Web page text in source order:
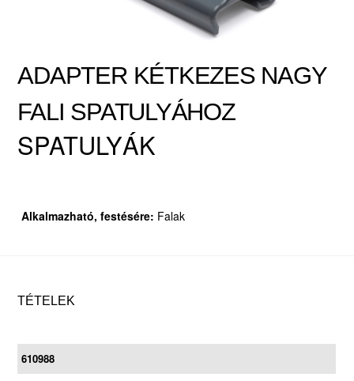
ADAPTER KÉTKEZES NAGY
FALI SPATULYÁHOZ
SPATULYÁK
Alkalmazható, festésére: Falak
TÉTELEK
610988